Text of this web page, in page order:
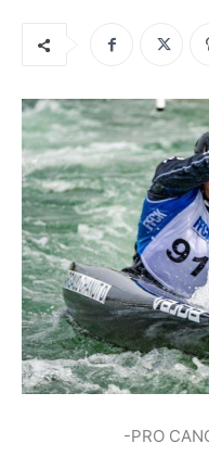
-PRO